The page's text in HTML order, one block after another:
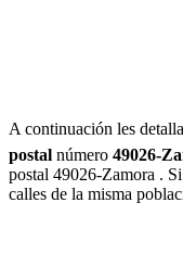
A continuación les
postal número 49026-
postal 49026-Zamora .
calles de la misma